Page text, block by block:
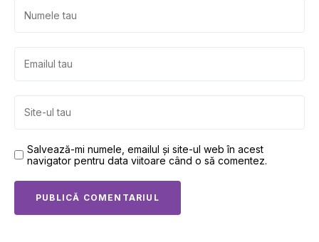
Salvează-mi numele, emailul și site-ul web în acest
navigator pentru data viitoare când o să comentez.